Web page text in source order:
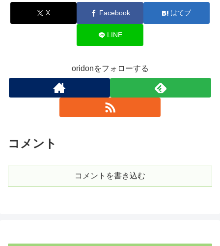
X Facebook はてブ
LINE
oridonをフォローする
コメント
コメントを書き込む